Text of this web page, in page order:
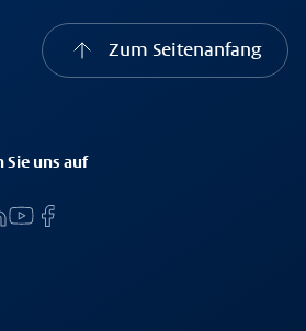
Zum Seitenanfang
Sie uns auf